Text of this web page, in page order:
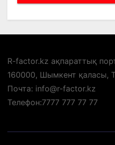
R-factor.kz ақпараттық
160000, Шымкент қаласы,
Почта: info@r-factor.kz
Телефон:7777 777 77 77